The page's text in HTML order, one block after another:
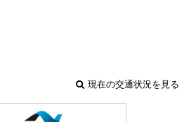
現在の交通状況を見る